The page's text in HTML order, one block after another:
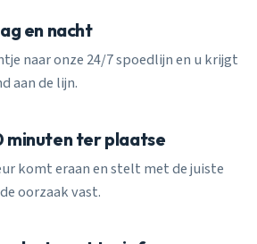
en nacht
naar onze 24/7 spoedlijn en u krijgt
aan de lijn.
minuten ter plaatse
komt eraan en stelt met de juiste
oorzaak vast.